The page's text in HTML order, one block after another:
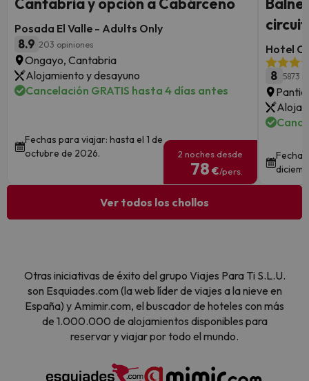
Cantabria y opción a Cabárceno
Posada El Valle - Adults Only
8.9 203 opiniones
Ongayo, Cantabria
Alojamiento y desayuno
Cancelación GRATIS hasta 4 días antes
Fechas para viajar: hasta el 1 de
octubre de 2026.
2 noches desde
78 €/pers.
Hotel
8 5873
Ver todos los chollos
Otras iniciativas de éxito del grupo Viajes Para Ti S.L.U.
son Esquiades.com (la web líder de viajes a la nieve en
España) y Amimir.com, el buscador de hoteles con más
de 1.000.000 de alojamientos disponibles para
reservar y viajar por todo el mundo.